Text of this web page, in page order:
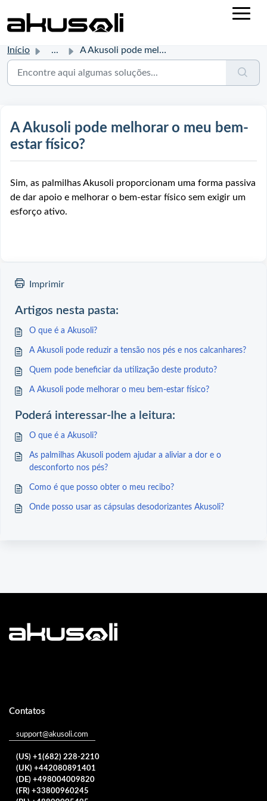
Início ... A Akusoli pode melhorar o meu bem-estar físico?
A Akusoli pode melhorar o meu bem-
estar físico?
Sim, as palmilhas Akusoli proporcionam uma forma passiva
de dar apoio e melhorar o bem-estar físico sem exigir um
esforço ativo.
Imprimir
Artigos nesta pasta:
O que é a Akusoli?
A Akusoli pode reduzir a tensão nos pés e nos calcanhares?
Quem pode beneficiar da utilização deste produto?
A Akusoli pode melhorar o meu bem-estar físico?
Poderá interessar-lhe a leitura:
O que é a Akusoli?
As palmilhas Akusoli podem ajudar a aliviar a dor e o
desconforto nos pés?
Como é que posso obter o meu recibo?
Onde posso usar as cápsulas desodorizantes Akusoli?
Contatos
support@akusoli.com
(US) +1(682) 228-2210
(UK) +442080891401
(DE) +498004009820
(FR) +33800960245